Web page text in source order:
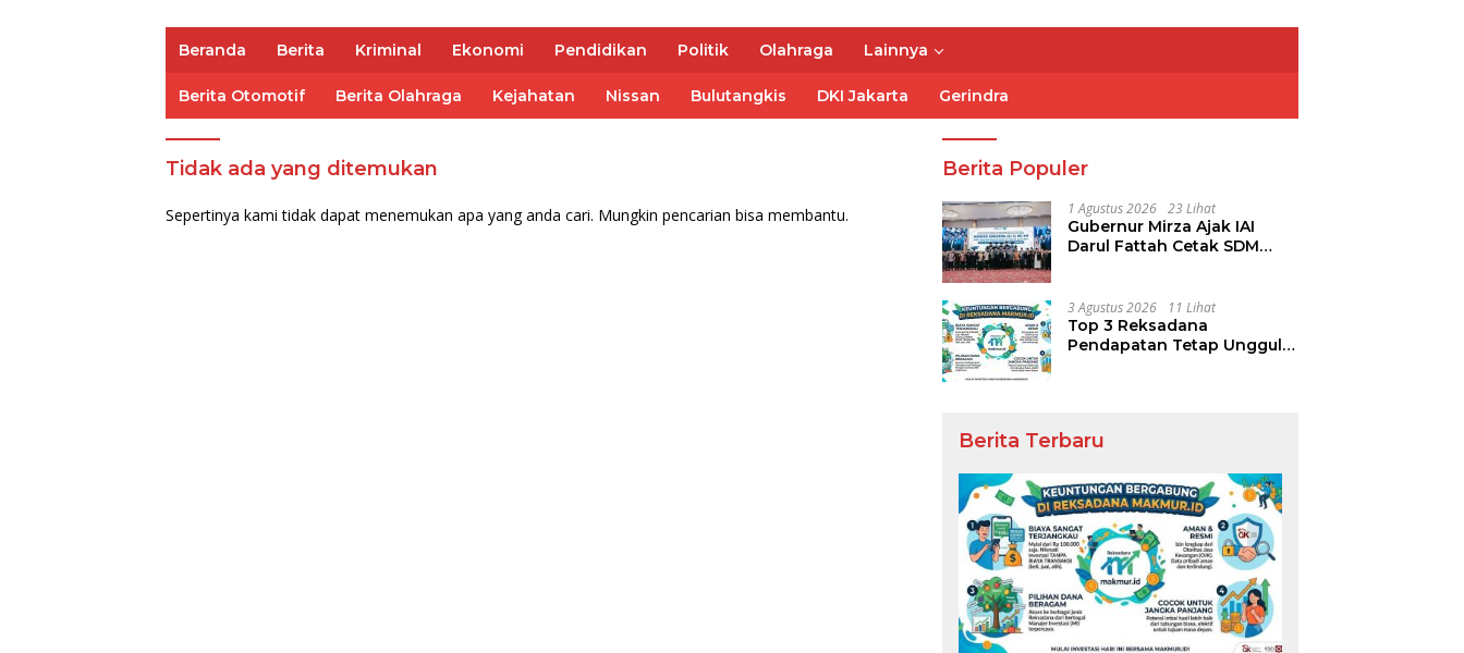
Beranda Berita Kriminal Ekonomi Pendidikan Politik Olahraga Lainnya
Berita Otomotif Berita Olahraga Kejahatan Nissan Bulutangkis DKI Jakarta Gerindra
Tidak ada yang ditemukan
Sepertinya kami tidak dapat menemukan apa yang anda cari. Mungkin pencarian bisa membantu.
Berita Populer
1 Agustus 2026 23 Lihat
Gubernur Mirza Ajak IAI
Darul Fattah Cetak SDM
3 Agustus 2026 11 Lihat
Top 3 Reksadana
Pendapatan Tetap Ungguli
Berita Terbaru